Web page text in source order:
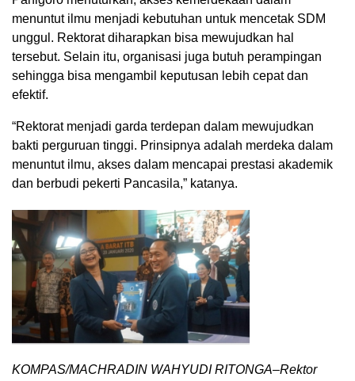
menuntut ilmu menjadi kebutuhan untuk mencetak SDM
unggul. Rektorat diharapkan bisa mewujudkan hal
tersebut. Selain itu, organisasi juga butuh perampingan
sehingga bisa mengambil keputusan lebih cepat dan
efektif.
“Rektorat menjadi garda terdepan dalam mewujudkan
bakti perguruan tinggi. Prinsipnya adalah merdeka dalam
menuntut ilmu, akses dalam mencapai prestasi akademik
dan berbudi pekerti Pancasila,” katanya.
KOMPAS/MACHRADIN WAHYUDI RITONGA–Rektor